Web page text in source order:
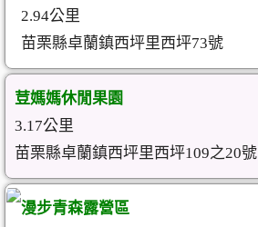
2.94公里
苗栗縣卓蘭鎮西坪里西坪73號
荳媽媽休閒果園
3.17公里
苗栗縣卓蘭鎮西坪里西坪109之20號
漫步青森露營區